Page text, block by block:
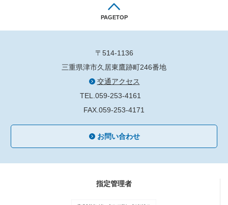
PAGETOP
〒514-1136
三重県津市久居東鷹跡町246番地
交通アクセス
TEL.059-253-4161
FAX.059-253-4171
お問い合わせ
指定管理者